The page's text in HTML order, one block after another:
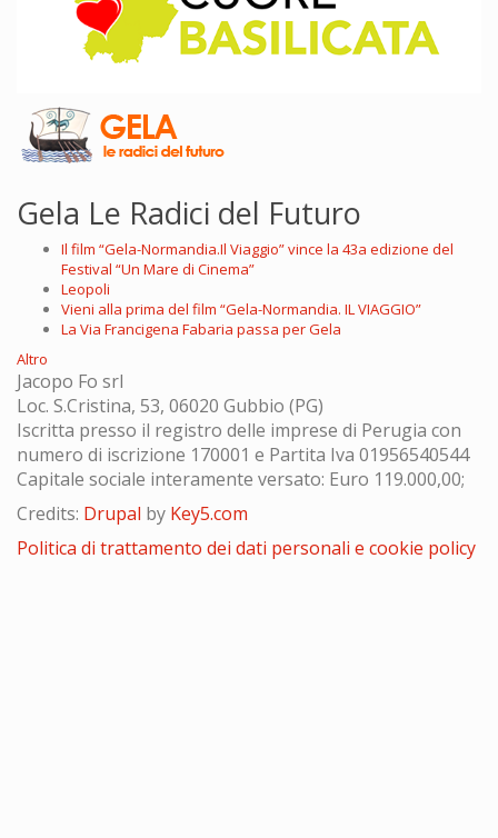
Gela Le Radici del Futuro
Il film “Gela-Normandia.Il Viaggio” vince la 43a edizione del
Festival “Un Mare di Cinema”
Leopoli
Vieni alla prima del film “Gela-Normandia. IL VIAGGIO”
La Via Francigena Fabaria passa per Gela
Altro
Jacopo Fo srl
Loc. S.Cristina, 53, 06020 Gubbio (PG)
Iscritta presso il registro delle imprese di Perugia con
numero di iscrizione 170001 e Partita Iva 01956540544
Capitale sociale interamente versato: Euro 119.000,00;
Credits: Drupal by Key5.com
Politica di trattamento dei dati personali e cookie policy